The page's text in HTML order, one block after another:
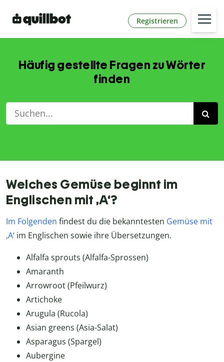
Registrieren
Häufig gestellte Fragen zu Wörter
finden
Welches Gemüse beginnt im
Englischen mit ,A‘?
Im Folgenden findest du die bekanntesten Gemüse mit
,A‘ im Englischen sowie ihre Übersetzungen.
Alfalfa sprouts (Alfalfa-Sprossen)
Amaranth
Arrowroot (Pfeilwurz)
Artichoke
Arugula (Rucola)
Asian greens (Asia-Salat)
Asparagus (Spargel)
Aubergine